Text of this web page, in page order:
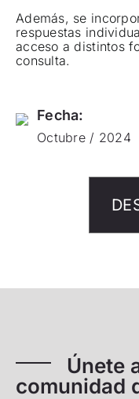
Además, se
respuestas
acceso a distintos
consulta.
Fecha:
Octubre / 2024
Únete
comunidad